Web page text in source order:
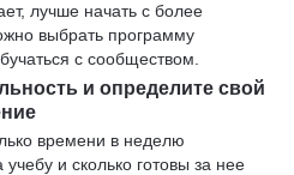
лучше начать с более
выбрать программу
с сообществом.
и определите свой
времени в неделю
учебу и сколько готовы за нее